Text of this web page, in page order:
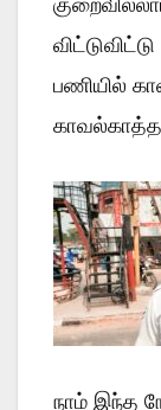
பணியில்
நாம் இந்த